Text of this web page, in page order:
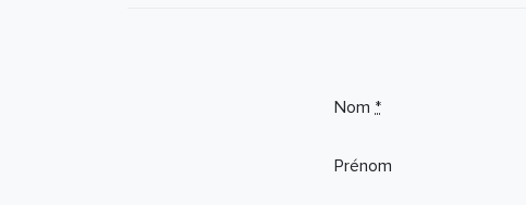
If you
ignore
Nom *
Prénom